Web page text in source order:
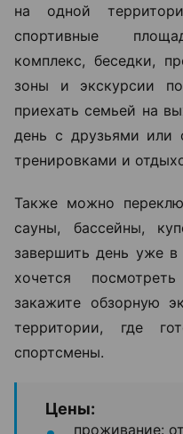
на одной
спортивные
комплекс, беседки,
зоны и экскурсии
приехать семьей на
день с друзьями или
тренировками и
Также можно
сауны, бассейны,
завершить день уже
хочется
закажите обзорную
территории, где
спортсмены.
Цены:
проживание: